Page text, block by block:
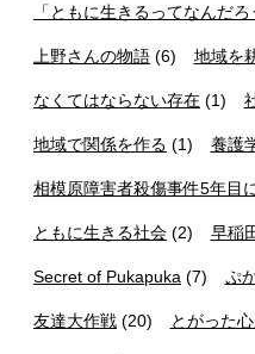
「ともに生きるってなんだ
上野さんの物語 (6) 地域を
なくてはならない存在 (1)
地域で関係を作る (1) 養護
相模原障害者殺傷事件5年目
ともに生きる社会 (2) 早稲
Secret of Pukapuka (7) ぷ
友達大作戦 (20) とがった